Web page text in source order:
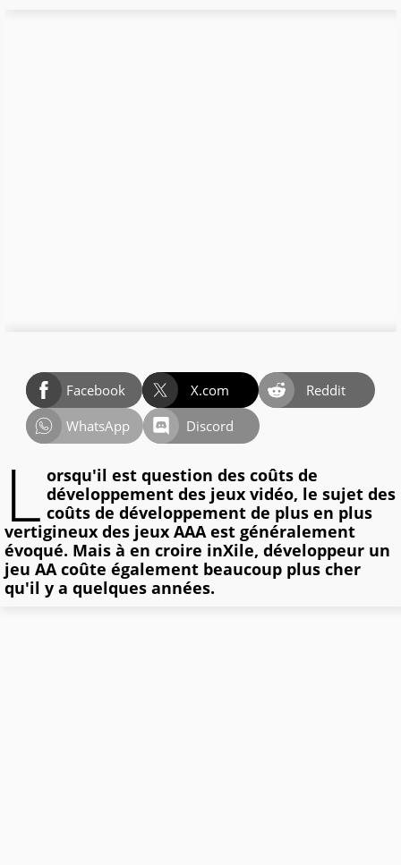
Facebook X.com
Reddit
WhatsApp
Discord
L orsqu'il est question des coûts de
développement des jeux vidéo, le sujet des
coûts de développement de plus en plus
vertigineux des jeux AAA est généralement
évoqué. Mais à en croire inXile, développeur un
jeu AA coûte également beaucoup plus cher
qu'il y a quelques années.